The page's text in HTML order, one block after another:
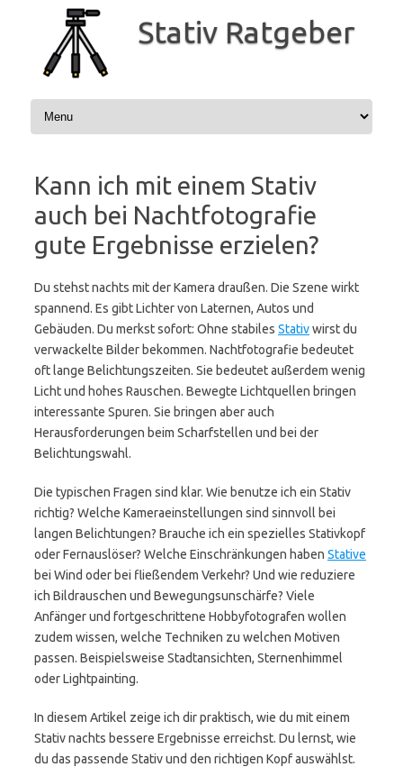
springen
Stativ Ratgeber
Kann ich mit einem Stativ
auch bei Nachtfotografie
gute Ergebnisse erzielen?
Du stehst nachts mit der Kamera draußen. Die Szene wirkt
spannend. Es gibt Lichter von Laternen, Autos und
Gebäuden. Du merkst sofort: Ohne stabiles Stativwirst du
verwackelte Bilder bekommen. Nachtfotografie bedeutet
oft lange Belichtungszeiten. Sie bedeutet außerdem wenig
Licht und hohes Rauschen. Bewegte Lichtquellen bringen
interessante Spuren. Sie bringen aber auch
Herausforderungen beim Scharfstellen und bei der
Belichtungswahl.
Die typischen Fragen sind klar. Wie benutze ich ein Stativ
richtig? Welche Kameraeinstellungen sind sinnvoll bei
langen Belichtungen? Brauche ich ein spezielles Stativkopf
oder Fernauslöser? Welche Einschränkungen haben Stative
bei Wind oder bei fließendem Verkehr? Und wie reduziere
ich Bildrauschen und Bewegungsunschärfe? Viele
Anfänger und fortgeschrittene Hobbyfotografen wollen
zudem wissen, welche Techniken zu welchen Motiven
passen. Beispielsweise Stadtansichten, Sternenhimmel
oder Lightpainting.
In diesem Artikel zeige ich dir praktisch, wie du mit einem
Stativ nachts bessere Ergebnisse erreichst. Du lernst, wie
du das passende Stativ und den richtigen Kopf auswählst.